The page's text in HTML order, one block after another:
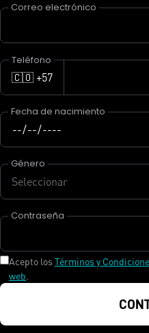
Correo electrónico
Teléfono
🇨🇴 +57
Fecha de nacimiento
Género
Seleccionar
Contraseña
Acepto los Términos y
web.